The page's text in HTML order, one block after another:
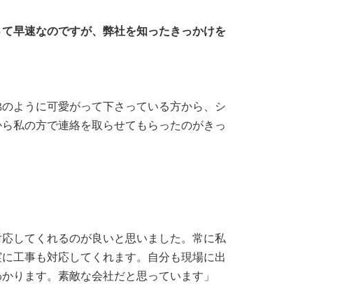
早速なのですが、弊社を知ったきっかけを
ように可愛がって下さっている方から、シ
私の方で連絡を取らせてもらったのがきっ
してくれるのが良いと思いました。常に私
工事も対応してくれます。自分も現場に出
ります。素敵な会社だと思っています」